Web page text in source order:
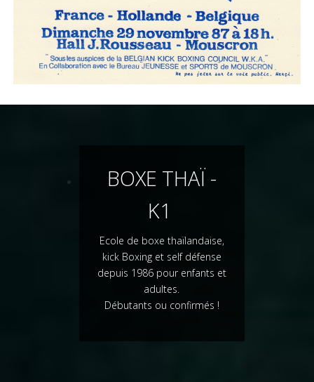
BOXE THAÏ -
K1
Ecole de boxe thaïlandaise,
kick Boxing et self défense
depuis 1986 pour enfants et
adultes.
Débutants ou confirmés !